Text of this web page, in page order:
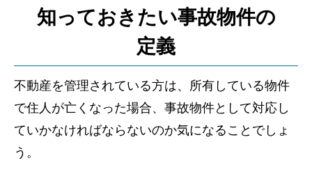
知っておきたい事故物件の
定義
不動産を管理されている方は、所有している物件
で住人が亡くなった場合、事故物件として対応し
ていかなければならないのか気になることでしょ
う。